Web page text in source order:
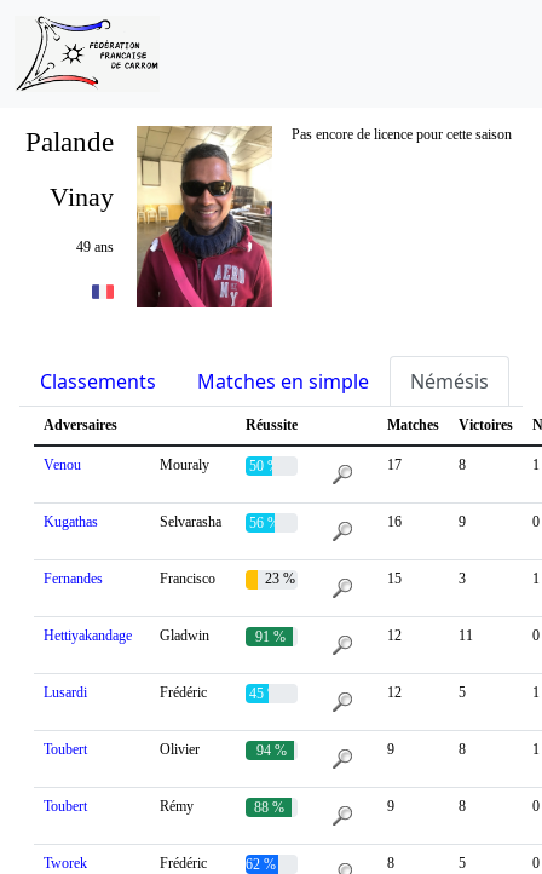
Palande Pas encore de licence pour cette saison
Vinay
49 ans
Classements Matches en simple Némésis
Adversaires Réussite Matches Victoires
Venou Mouraly 50 % 17 8 1
Kugathas Selvarasha 56 % 16 9 0
Fernandes Francisco 23 % 15 3 1
Hettiyakandage Gladwin 91 % 12 11 0
Lusardi Frédéric 45 % 12 5 1
Toubert Olivier 94 % 9 8 1
Toubert Rémy 88 % 9 8 0
Tworek Frédéric 62 % 8 5 0